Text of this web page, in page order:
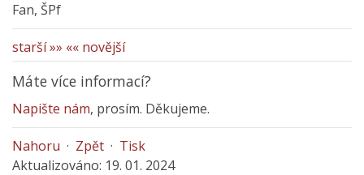
Fan, ŠPf
starší »» «« novější
Máte více informací?
Napište nám, prosím. Děkujeme.
Nahoru · Zpět · Tisk
Aktualizováno: 19. 01. 2024